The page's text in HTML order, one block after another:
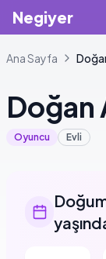
Negiyer
Ana Sayfa
Doğan
Oyuncu Evli